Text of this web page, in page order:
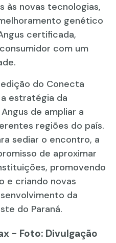
às novas tecnologias,
genético
certificada,
com um
do Conecta
estratégia da
de ampliar a
regiões do país.
sediar o encontro, a
de aproximar
promovendo
e criando novas
da
do Paraná.
- Foto: Divulgação